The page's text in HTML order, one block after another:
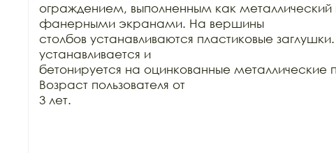
ограждением, выполненным как
фанерными экранами. На вершины
столбов устанавливаются пластиковые
устанавливается и
бетонируется на оцинкованные металлические
Возраст пользователя от
3 лет.